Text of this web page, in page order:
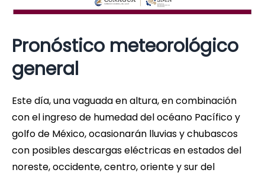
Pronóstico meteorológico
general
Este día, una vaguada en altura, en combinación
con el ingreso de humedad del océano Pacífico y
golfo de México, ocasionarán lluvias y chubascos
con posibles descargas eléctricas en estados del
noreste, occidente, centro, oriente y sur del